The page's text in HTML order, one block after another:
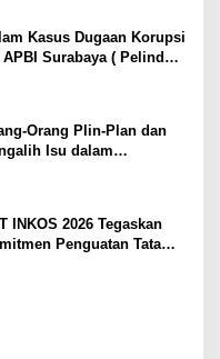
Kasus Dugaan Korupsi
APBI Surabaya ( Pelindo
Orang Plin-Plan dan
Isu dalam
INKOS 2026 Tegaskan
Penguatan Tata